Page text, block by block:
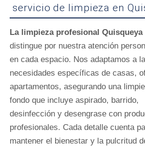
servicio de limpieza en
La limpieza profesional Quisqueya
distingue por nuestra atención
en cada espacio. Nos adaptamos a
necesidades específicas de casas,
apartamentos, asegurando una
fondo que incluye aspirado, barrido,
desinfección y desengrase con
profesionales. Cada detalle cuenta
mantener el bienestar y la pulcritud